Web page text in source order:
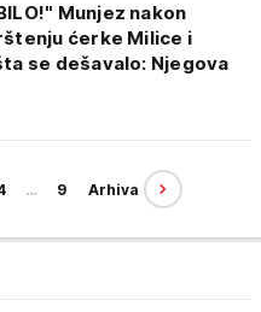
Munjez nakon
ćerke Milice i
se dešavalo: Njegova
… 9 Arhiva